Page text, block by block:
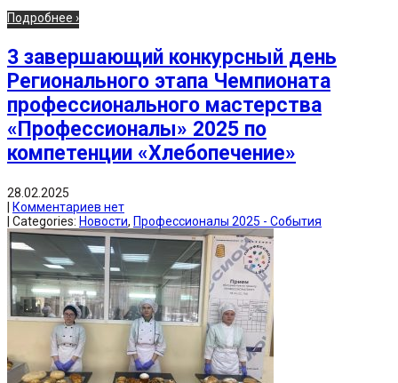
Подробнее ›
3 завершающий конкурсный день
Регионального этапа Чемпионата
профессионального мастерства
«Профессионалы» 2025 по
компетенции «Хлебопечение»
28.02.2025
Комментариев нет
| Categories: Новости, Профессионалы 2025 - События